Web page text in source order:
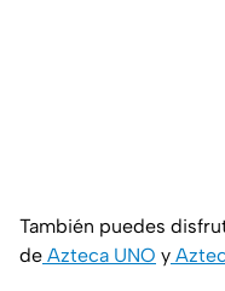
También puedes
de Azteca UNO y